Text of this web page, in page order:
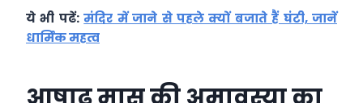
ये भी पढें:मंदिर में जाने से पहले क्यों बजाते हैं घंटी, जानें
धार्मिक महत्व